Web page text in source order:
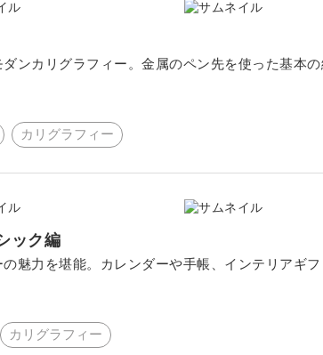
ンカリグラフィー。金属のペン先を使った基本
カリグラフィー
ック編
魅力を堪能。カレンダーや手帳、インテリアギ
カリグラフィー